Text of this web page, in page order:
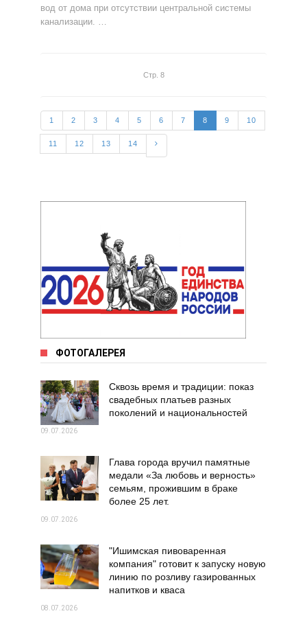
вод от дома при отсутствии центральной системы
канализации. …
Стр. 8
1 2 3 4 5 6 7 8 9 10
11 12 13 14
ФОТОГАЛЕРЕЯ
Сквозь время и традиции: показ
свадебных платьев разных
поколений и национальностей
09.07.2026
Глава города вручил памятные
медали «За любовь и верность»
семьям, прожившим в браке
более 25 лет.
09.07.2026
"Ишимская пивоваренная
компания" готовит к запуску новую
линию по розливу газированных
напитков и кваса
08.07.2026